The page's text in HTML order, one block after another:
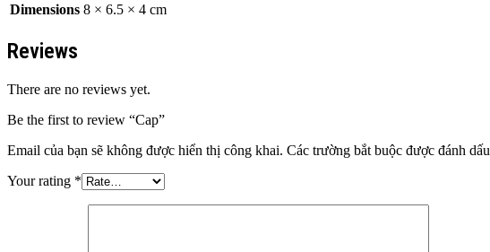
Dimensions 8 × 6.5 × 4 cm
Reviews
There are no reviews yet.
Be the first to review “Cap”
Email của bạn sẽ không được hiển thị công khai. Các trường bắt buộc được đánh dấu
Your rating *